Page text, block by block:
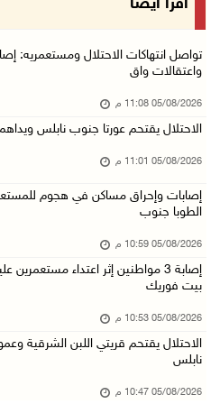
باسم الرئيس: وزير الداخلية يمنح
الاحتلال يقتحم كفر مالك ودير
"التربية" تخرج الفوج الأول من مدربي
05/آب/2026 06:44 م
05/آب/2026 06:43 م
الهلال الأحمر: 8 إصابات إثر اعتداء الاحتلال ...
مخطط استعماري جديد في "جيلو"
05/آب/2026 06:10 م
الاحتلال ينصب حاجزًا عسكريًا على
اقرأ أيضا
تواصل انتهاكات الاحتلال ومستعمريه:
واعتقالات واق
05/08/2026 11:08 م
الاحتلال يقتحم عورتا جنوب نابلس
05/08/2026 11:01 م
إصابات وإحراق مساكن في هجوم
الطوبا جنوب
05/08/2026 10:59 م
إصابة 3 مواطنين إثر اعتداء
بيت فوريك
05/08/2026 10:53 م
الاحتلال يقتحم قريتي اللبن الشرقية
نابلس
05/08/2026 10:47 م